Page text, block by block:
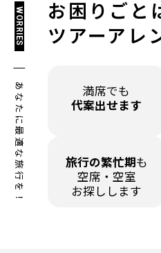
お困りごと
ツアーアレ
WORRIES
あなたに最適な旅行を！
満席でも
代案出せます
旅行の繁忙期も
空席・空室
お探しします